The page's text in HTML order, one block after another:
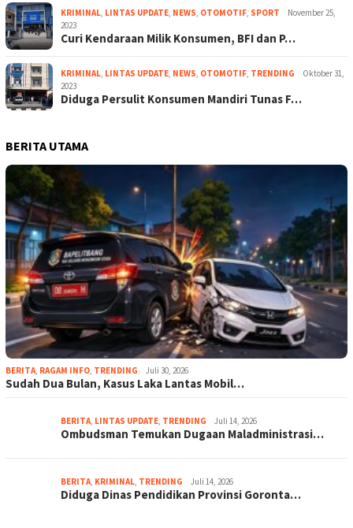
KRIMINAL, LINTAS UPDATE, NEWS, OTOMOTIF, SPORT
November 25,
2023
Curi Kendaraan Milik Konsumen, BFI dan P…
KRIMINAL, LINTAS UPDATE, NEWS, OTOMOTIF, TRENDING
Oktober 31,
2023
Diduga Persulit Konsumen Mandiri Tunas F…
BERITA UTAMA
BERITA, RAGAM INFO, TRENDING Juli 30, 2026
Sudah Dua Bulan, Kasus Laka Lantas Mobil…
BERITA, LINTAS UPDATE, TRENDING Juli 14, 2026
Ombudsman Temukan Dugaan Maladministrasi…
BERITA, KRIMINAL, TRENDING Juli 14, 2026
Diduga Dinas Pendidikan Provinsi Goronta…